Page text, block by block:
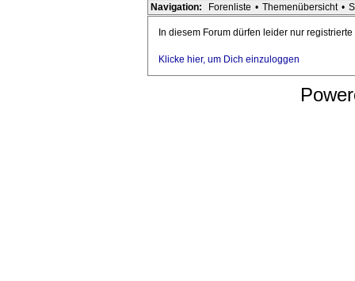
Navigation: Forenliste • Themenübersicht •
In diesem Forum dürfen leider nur
Klicke hier, um Dich einzuloggen